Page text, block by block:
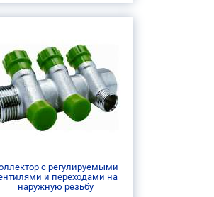
с регулируемыми
и переходами на
наружную резьбу